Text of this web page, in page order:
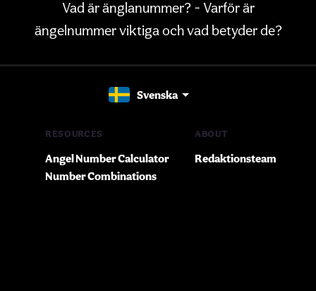
Vad är änglanummer? - Varför är
ängelnummer viktiga och vad betyder de?
Svenska
RESOURCES
Angel Number Calculator
Number Combinations
ABOUT
Redaktionsteam